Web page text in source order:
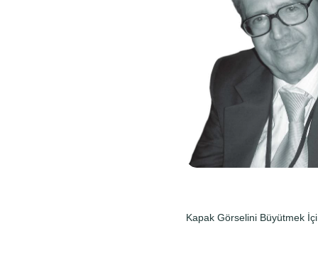
Kapak Görselini Büyütmek